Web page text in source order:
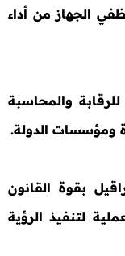
الجهاز من أداء
والمحاسبة
ومؤسسات الدولة.
بقوة القانون
لتنفيذ الرؤية